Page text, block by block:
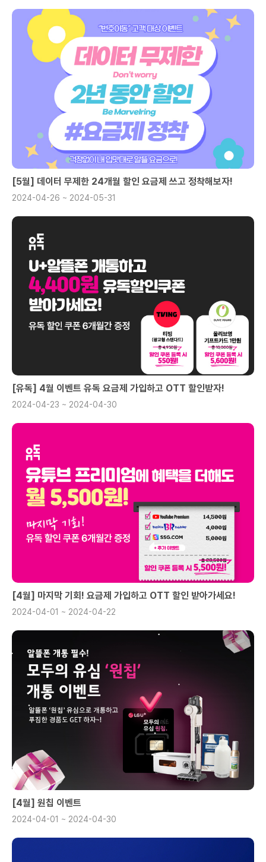
[5월] 데이터 무제한 24개월 할인 요금제 쓰고 정착해보자!
2024-04-26 ~ 2024-05-31
[유독] 4월 이벤트 유독 요금제 가입하고 OTT 할인받자!
2024-04-23 ~ 2024-04-30
[4월] 마지막 기회! 요금제 가입하고 OTT 할인 받아가세요!
2024-04-01 ~ 2024-04-22
[4월] 원칩 이벤트
2024-04-01 ~ 2024-04-30